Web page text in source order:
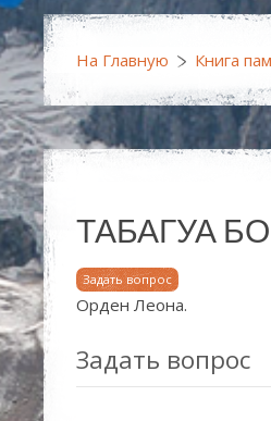
На Главную Книга
ТАБАГУА
Задать вопрос
Орден Леона.
Задать вопрос